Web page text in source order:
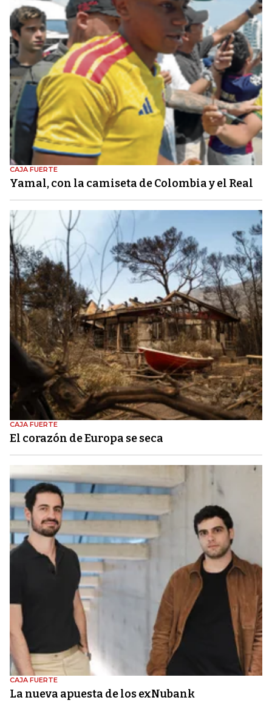
CAJA FUERTE
Yamal, con la camiseta de Colombia y el Real
CAJA FUERTE
El corazón de Europa se seca
CAJA FUERTE
La nueva apuesta de los exNubank